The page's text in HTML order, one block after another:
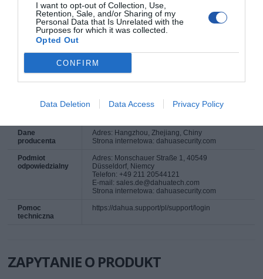
I want to opt-out of Collection, Use,
Retention, Sale, and/or Sharing of my
Personal Data that Is Unrelated with the
Purposes for which it was collected.
Opted Out
CONFIRM
Data Deletion Data Access Privacy Policy
Pobór mocy <10.9W
Deklarowana waga jest wagą minimalną i może różnić się w zależności od
konfiguracji oraz zmian występujących w procesie produkcyjnym.
INFORMACJE HANDLOWE
Dane
producenta
Adres: Hangzhou, Zhejiang, Chiny
Strona internetowa: dahuasecurity.com
Podmiot
odpowiedzialny
Adres: Monschauer Straße 1, 40549
Düsseldorf, Niemcy
Telefon: +49 211 20544121
E-mail: sales.de@dahuatech.com
Strona internetowa: dahuasecurity.com
Pomoc
techniczna
https://dahua.support/pl/support/login
ZAPYTANIE O PRODUKT